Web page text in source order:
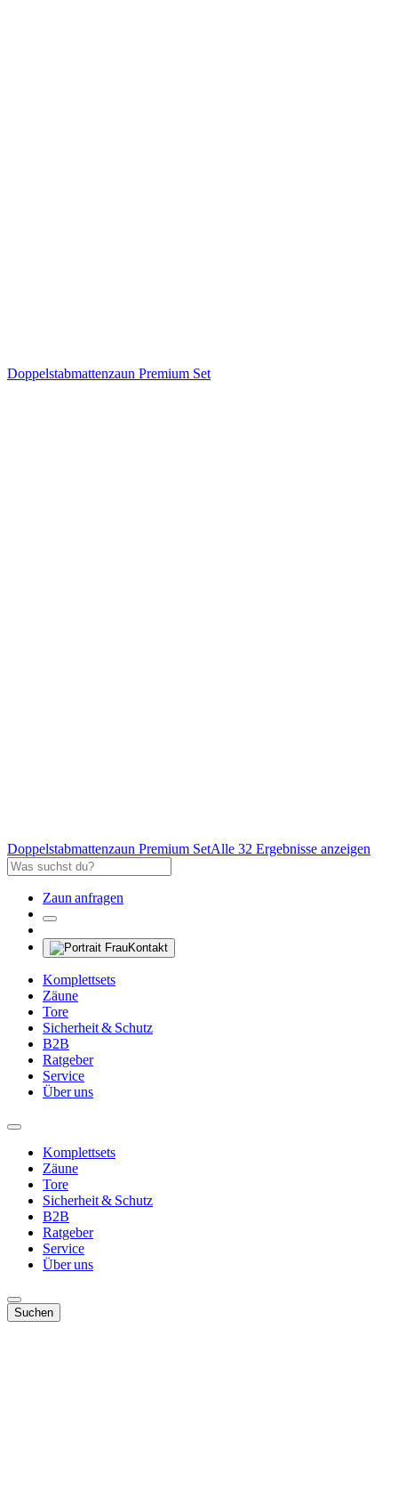
Doppelstabmattenzaun Premium Set
Doppelstabmattenzaun Premium SetAlle 32 Ergebnisse anzeigen
Zaun anfragen
Kontakt
Komplettsets
Zäune
Tore
Sicherheit & Schutz
B2B
Ratgeber
Service
Über uns
Komplettsets
Zäune
Tore
Sicherheit & Schutz
B2B
Ratgeber
Service
Über uns
Suchen